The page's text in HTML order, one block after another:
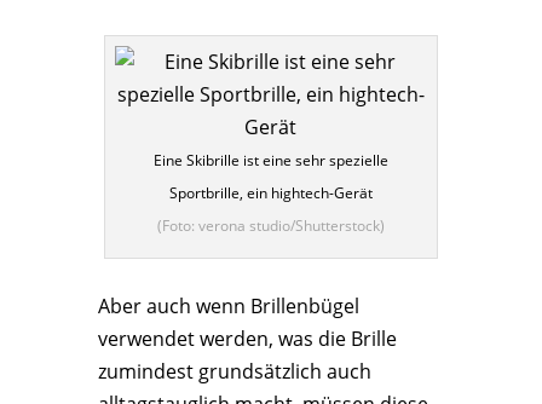
Eine Skibrille ist eine sehr spezielle
Sportbrille, ein hightech-Gerät
(Foto: verona studio/Shutterstock)
Aber auch wenn Brillenbügel
verwendet werden, was die Brille
zumindest grundsätzlich auch